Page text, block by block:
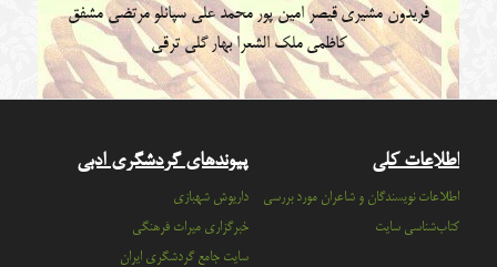
فریدون مشیری قیصر امین پور محمد علی سپانلومرتضی مشفق
کاظمی ملک الشعرا بهار گلی ترقی
اطلاعات کلی
اطلاعات نویسندگان و شاعران مورد بررسی
کتاب‌شناسی سایت
پیوندهای گردشگری ادبی
داریوش شهبازی
خبرگزاری میراث فرهنگی
سايت جامع گردشگري ايران